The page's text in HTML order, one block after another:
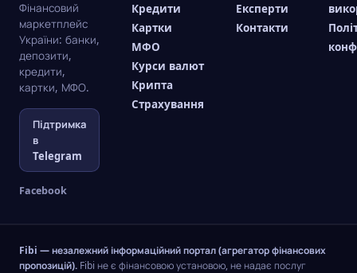
Фінансовий
маркетплейс
України: банки,
депозити,
кредити,
картки, МФО.
Підтримка
в
Telegram
Facebook
Кредити
Картки
МФО
Курси валют
Крипта
Страхування
Експерти
Контакти
Fibi — незалежний інформаційний портал (агрегатор фінансових
пропозицій). Fibi не є фінансовою установою, не надає послуг